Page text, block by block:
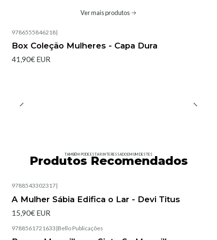
Ver mais produtos
9786555846218|
Box Coleção Mulheres - Capa Dura
41,90€ EUR
TAMBÉM PODE ESTAR INTERESSADO EM UM DESTES
Produtos Recomendados
9788543302317|
A Mulher Sábia Edifica o Lar - Devi Titus
15,90€ EUR
9788561721633 |Bello Publicações